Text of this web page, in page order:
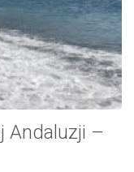
Andaluzji –